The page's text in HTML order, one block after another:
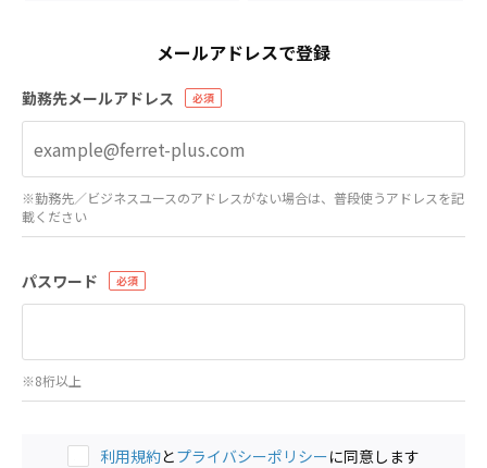
メールアドレスで登録
勤務先メールアドレス
※勤務先／ビジネスユースのアドレスがない場合は、普段使うアドレスを記
載ください
パスワード
※8桁以上
利用規約とプライバシーポリシーに同意します